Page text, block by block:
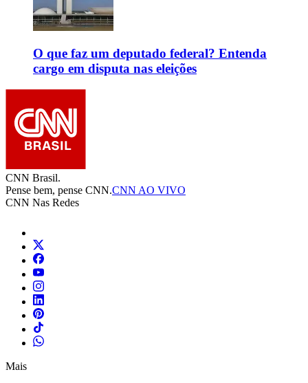
O que faz um deputado federal? Entenda
cargo em disputa nas eleições
CNN Brasil.
Pense bem, pense CNN.CNN AO VIVO
CNN Nas Redes
Mais